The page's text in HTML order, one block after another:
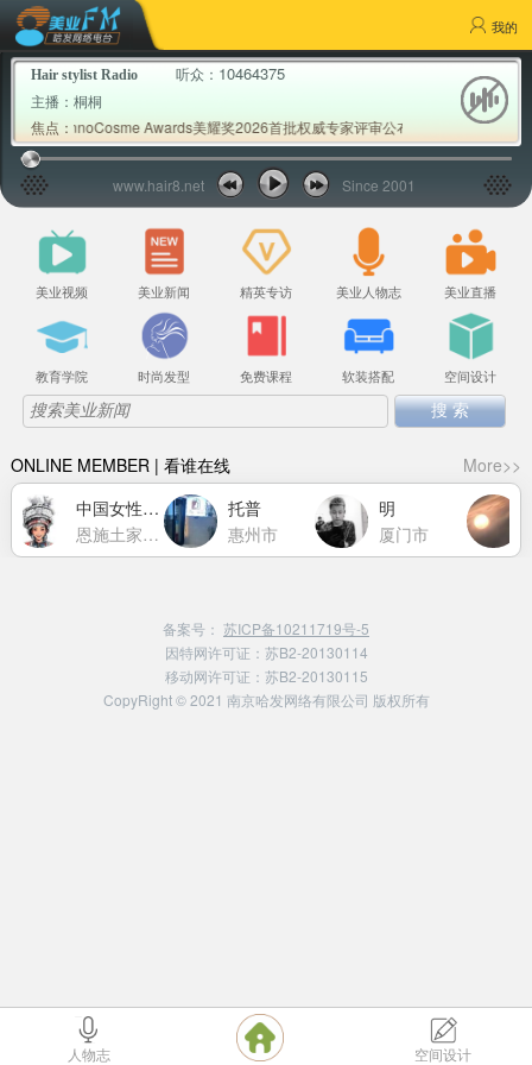
我的
Hair stylist Radio 听众： 10464375
主播：桐桐
焦点：
业支持; InnoCosme Awards美耀奖2026首批权威专家评审公布; Milbon玫丽盼发
www.hair8.net Since 2001
美业视频 美业新闻 精英专访 美业人物志 美业直播
教育学院 时尚发型 免费课程 软装搭配 空间设计
ONLINE MEMBER | 看谁在线
More>>
中国女性力量萧莉洁
恩施土家族苗族自治州
托普
惠州市
明
厦门市
备案号： 苏ICP备10211719号-5
因特网许可证：苏B2-20130114
移动网许可证：苏B2-20130115
CopyRight © 2021 南京哈发网络有限公司 版权所有
人物志 空间设计